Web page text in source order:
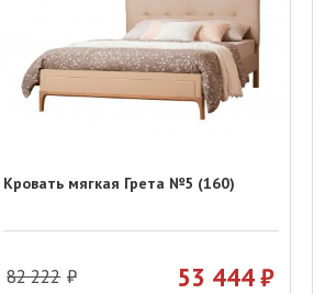
Кровать мягкая Грета №5 (160)
82 222 53 444